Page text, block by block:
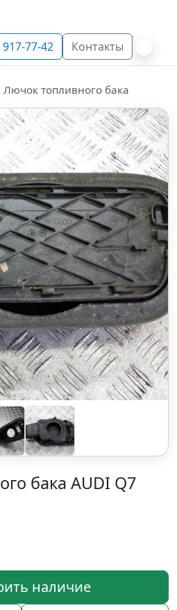
77-42 Контакты
Лючок топливного бака
бака AUDI Q7
наличие